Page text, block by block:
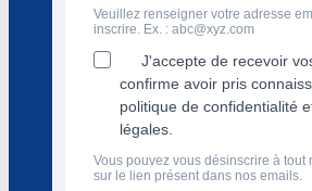
Veuillez renseigner votre adresse
inscrire. Ex. : abc@xyz.com
J'accepte de recevoir
confirme avoir pris
politique de confidentialité
légales.
Vous pouvez vous désinscrire à tout
sur le lien présent dans nos emails.